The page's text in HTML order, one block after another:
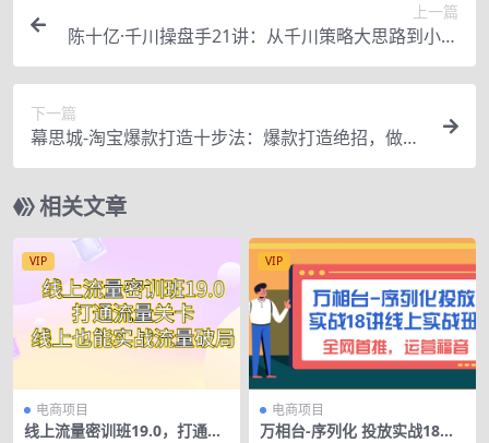
上一篇
陈十亿·千川操盘手21讲：从千川策略大思路到小细
节，全盘拆解（原价1680）
下一篇
幕思城-淘宝爆款打造十步法：爆款打造绝招，做一
个赚钱的店铺（10节课）
相关文章
VIP
电商项目
线上流量密训班19.0，打通流
VIP
电商项目
万相台-序列化 投放实战18讲